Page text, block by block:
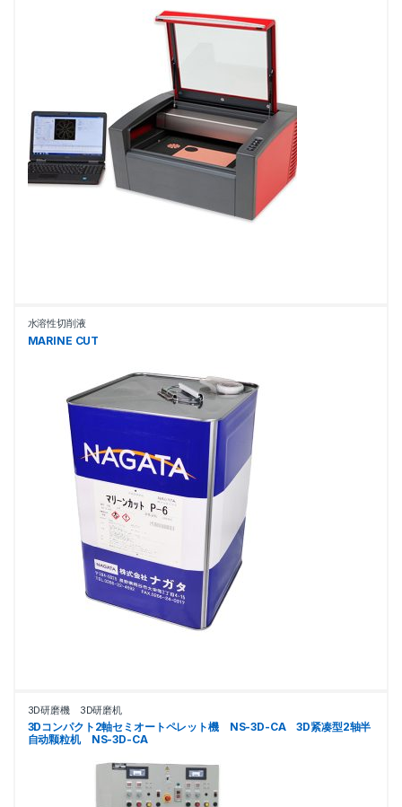
水溶性切削液
MARINE CUT
3D研磨機 3D研磨机
3Dコンパクト2軸セミオートペレット機 NS-3D-CA 3D紧凑型2轴半
自动颗粒机 NS-3D-CA